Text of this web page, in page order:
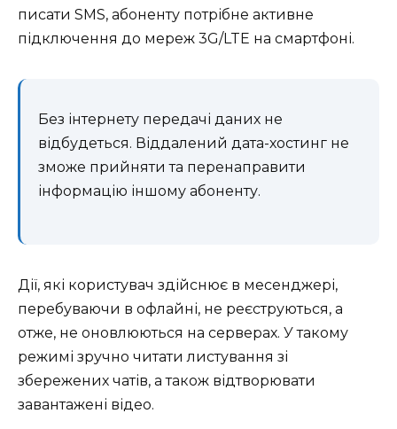
писати SMS, абоненту потрібне активне
підключення до мереж 3G/LTE на смартфоні.
Без інтернету передачі даних не
відбудеться. Віддалений дата-хостинг не
зможе прийняти та перенаправити
інформацію іншому абоненту.
Дії, які користувач здійснює в месенджері,
перебуваючи в офлайні, не реєструються, а
отже, не оновлюються на серверах. У такому
режимі зручно читати листування зі
збережених чатів, а також відтворювати
завантажені відео.